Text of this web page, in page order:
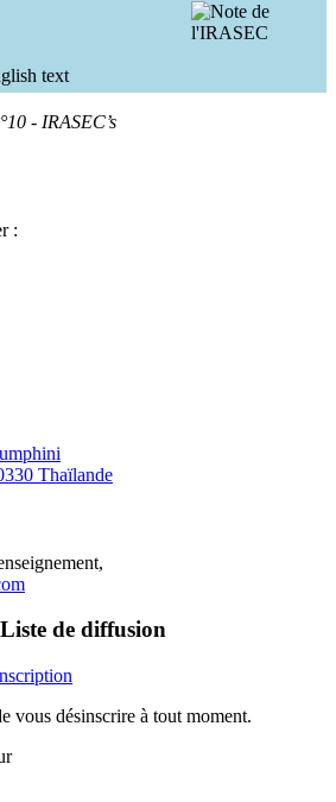
text
- IRASEC’s
:
Thaïlande
de diffusion
vous désinscrire à tout moment.